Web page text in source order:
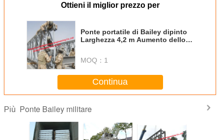
Ottieni il miglior prezzo per
Ponte portatile di Bailey dipinto
Larghezza 4,2 m Aumento dello
MOQ： 1
Continua
Più Ponte Bailey militare